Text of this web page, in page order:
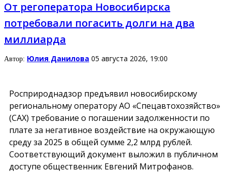
От регоператора Новосибирска
потребовали погасить долги на два
миллиарда
Автор: Юлия Данилова 05 августа 2026, 19:00
Росприроднадзор предъявил новосибирскому
региональному оператору АО «Спецавтохозяйство»
(САХ) требование о погашении задолженности по
плате за негативное воздействие на окружающую
среду за 2025 в общей сумме 2,2 млрд рублей.
Соответствующий документ выложил в публичном
доступе общественник Евгений Митрофанов.